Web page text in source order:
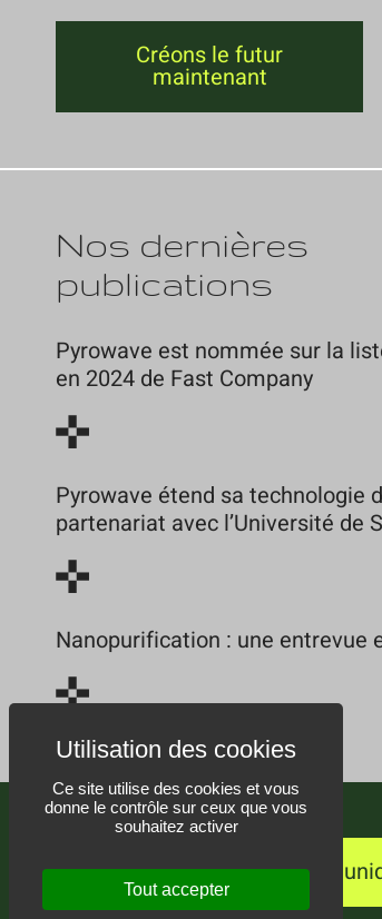
Ce site utilise des cookies et vous
donne le contrôle sur ceux que vous
souhaitez activer
Tout accepter
Créons le futur
maintenant
Nos dernières
publications
Pyrowave est nommée sur la
en 2024 de Fast Company
Pyrowave étend sa technologie
partenariat avec l’Université de
Nanopurification : une entrevue